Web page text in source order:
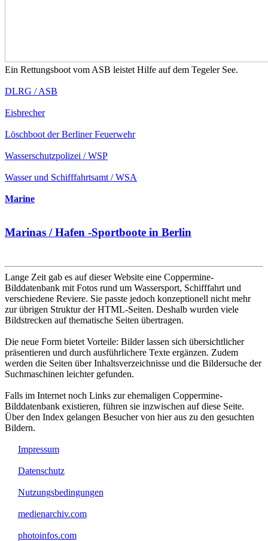
Ein Rettungsboot vom ASB leistet Hilfe auf dem Tegeler See.
DLRG / ASB
Eisbrecher
Löschboot der Berliner Feuerwehr
Wasserschutzpolizei / WSP
Wasser und Schifffahrtsamt / WSA
Marine
Marinas / Hafen -Sportboote in Berlin
Lange Zeit gab es auf dieser Website eine Coppermine-
Bilddatenbank mit Fotos rund um Wassersport, Schifffahrt und
verschiedene Reviere. Sie passte jedoch konzeptionell nicht mehr
zur übrigen Struktur der HTML-Seiten. Deshalb wurden viele
Bildstrecken auf thematische Seiten übertragen.
Die neue Form bietet Vorteile: Bilder lassen sich übersichtlicher
präsentieren und durch ausführlichere Texte ergänzen. Zudem
werden die Seiten über Inhaltsverzeichnisse und die Bildersuche der
Suchmaschinen leichter gefunden.
Falls im Internet noch Links zur ehemaligen Coppermine-
Bilddatenbank existieren, führen sie inzwischen auf diese Seite.
Über den Index gelangen Besucher von hier aus zu den gesuchten
Bildern.
Impressum
Datenschutz
Nutzungsbedingungen
medienarchiv.com
photoinfos.com